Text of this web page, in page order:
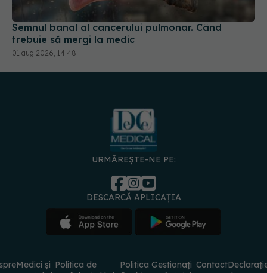
01 aug 2026, 14:48
URMĂREȘTE-NE PE:
DESCARCĂ APLICAȚIA
Politica de
confidențialitate
Cookies
Gestionați
preferințele